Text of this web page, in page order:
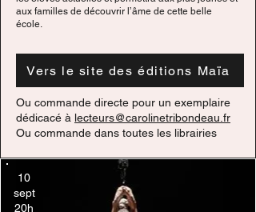
aux familles de découvrir l’âme de cette belle
école.
Vers le site des éditions Maïa
Ou commande directe pour un exemplaire
dédicacé à lecteurs@carolinetribondeau.fr
Ou commande dans toutes les librairies
10
sept
20h